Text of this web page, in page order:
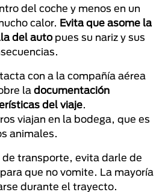
del coche y menos en un
calor. Evita que asome la
del autopues su nariz y sus
con a la compañía aérea
la documentación
del viaje.
viajan en la bodega, que es
animales.
de transporte, evita darle de
que no vomite. La mayoría
durante el trayecto.